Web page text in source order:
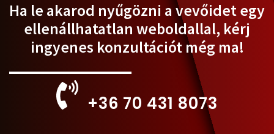
Ha le akarod nyűgözni a vevőidet egy
ellenállhatatlan weboldallal, kérj
ingyenes konzultációt még ma!
+36 70 431 8073